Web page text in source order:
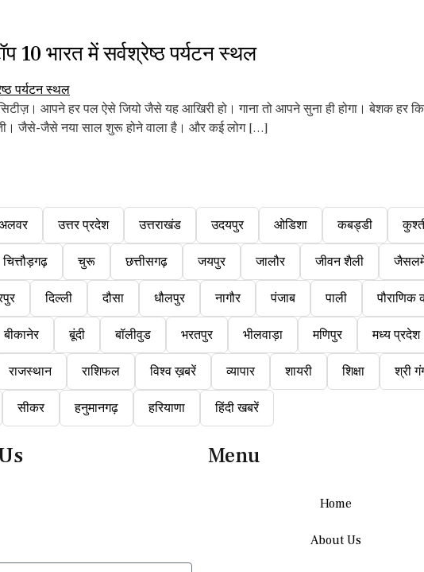
भारत में सर्वश्रेष्ठ पर्यटन स्थल
आपने हर पल ऐसे जियो जैसे यह आखिरी हो। गाना तो आपने सुना ही होगा। बेशक हर
जैसे-जैसे नया साल शुरू होने वाला है। और कई लोग […]
उत्तर प्रदेश उत्तराखंड उदयपुर ओडिशा कबड्डी
चित्तौड़गढ़ चुरू छत्तीसगढ़ जयपुर जालौर जीवन शैली
दिल्ली दौसा धौलपुर नागौर पंजाब पाली पौराणिक
बीकानेर बूंदी बॉलीवुड भरतपुर भीलवाड़ा मणिपुर मध्य प्रदेश
राजस्थान राशिफल विश्व ख़बरें व्यापार शायरी शिक्षा श्री
सीकर हनुमानगढ़ हरियाणा हिंदी खबरें
Menu
Home
About Us